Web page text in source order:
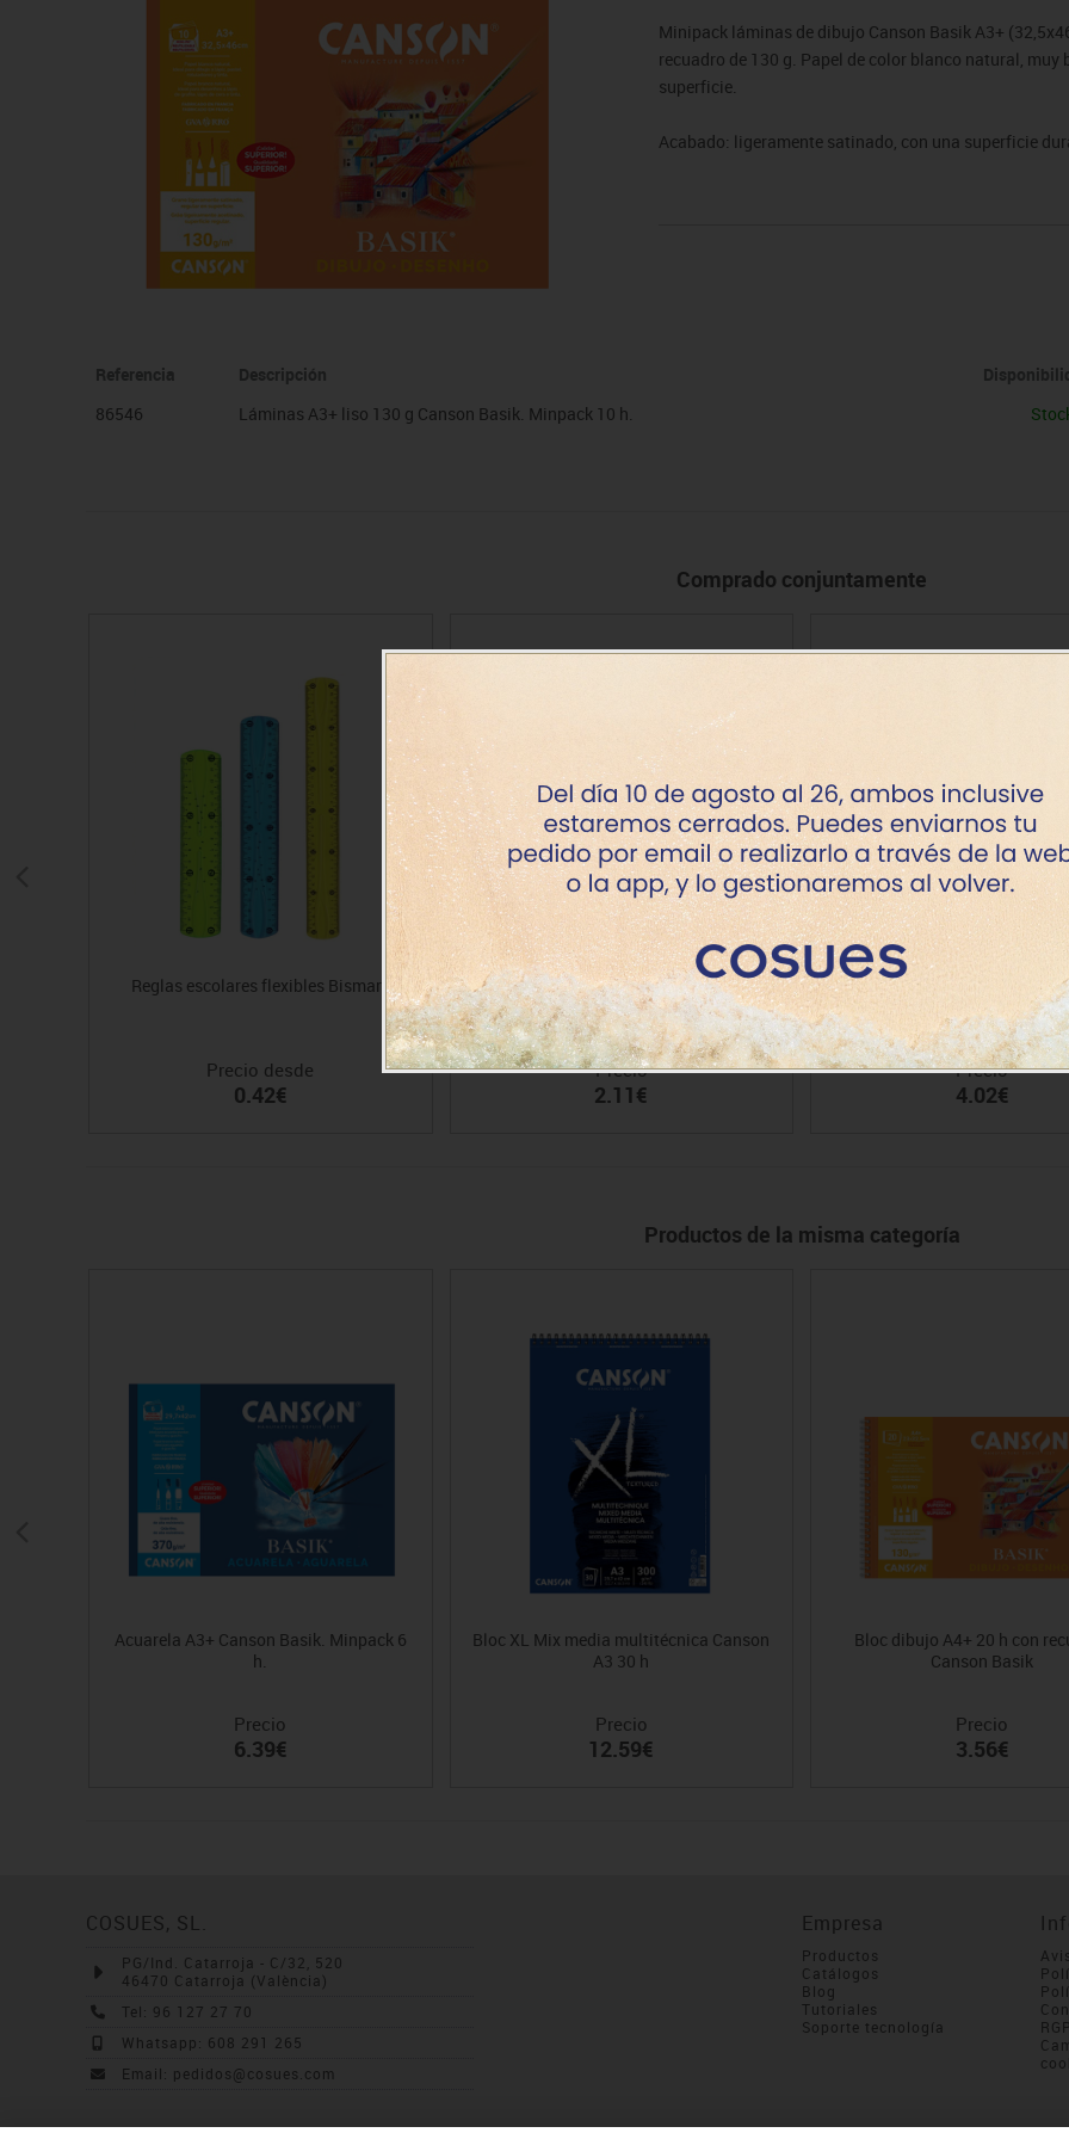
Material escolar
Plastifica, encuaderna, destruye
Papel y manipulados
Juegos de mesa
Juegos simbólicos
Pizarras, vitrinas y expositores
Sillas, bancos y taburetes
Vex robotics
Otros
Minipack láminas de dibujo Canson Basik A3+
recuadro de 130 g. Papel de color blanco natural,
superficie.
Acabado: ligeramente satinado, con una superficie
Referencia Descripción
86546
Láminas A3+ liso 130 g Canson Basik. Minpack 10 h.
Comprado conjuntamente
Reglas escolares flexibles Bismark
Precio desde
0.42€
Láminas A4+ liso 130 g Canson Basik.
Minpack 10 h.
Precio
2.11€
Juego reglas técnicas
Precio
4.02€
Productos de la misma categoría
Acuarela A3+ Canson Basik. Minpack 6
h.
Precio
6.39€
Bloc XL Mix media multitécnica Canson
A3 30 h
Precio
12.59€
Bloc dibujo A4+ 20 h con
Canson Basik
Precio
3.56€
COSUES, SL.
PG/Ind. Catarroja - C/32, 520
46470 Catarroja (València)
Tel: 96 127 27 70
Whatsapp: 608 291 265
Email: pedidos@cosues.com
Empresa
Productos
Catálogos
Blog
Tutoriales
Soporte tecnología